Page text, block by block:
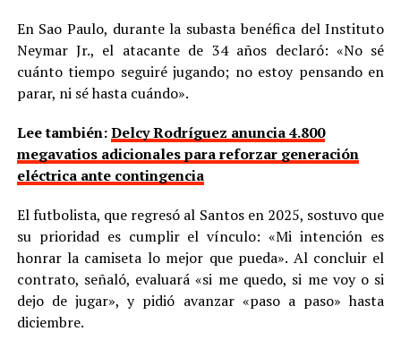
En Sao Paulo, durante la subasta benéfica del Instituto
Neymar Jr., el atacante de 34 años declaró: «No sé
cuánto tiempo seguiré jugando; no estoy pensando en
parar, ni sé hasta cuándo».
Lee también:Delcy Rodríguez anuncia 4.800
megavatios adicionales para reforzar generación
eléctrica ante contingencia
El futbolista, que regresó al Santos en 2025, sostuvo que
su prioridad es cumplir el vínculo: «Mi intención es
honrar la camiseta lo mejor que pueda». Al concluir el
contrato, señaló, evaluará «si me quedo, si me voy o si
dejo de jugar», y pidió avanzar «paso a paso» hasta
diciembre.